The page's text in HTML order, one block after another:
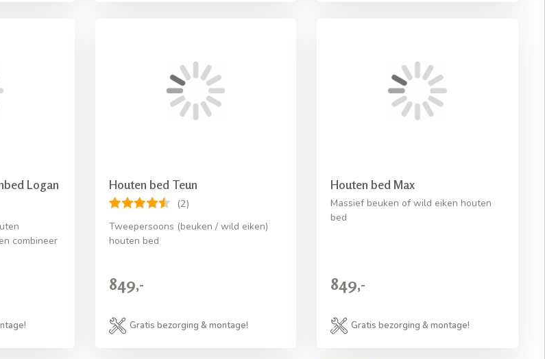
Logan
combineer
Houten bed Teun
(2)
Tweepersoons (beuken / wild eiken)
houten bed
849,-
Gratis bezorging & montage!
Houten bed Max
Massief beuken of wild eiken houten
bed
849,-
Gratis bezorging & montage!